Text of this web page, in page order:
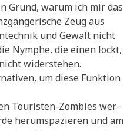
Grund, war­um ich mir das
Zeug aus
und Gewalt nicht
Nym­phe, die einen lockt,
widerstehen.
um die­se Funk­ti­on
Tou­ri­sten-Zom­bies wer­
her­um­spa­zie­ren und am